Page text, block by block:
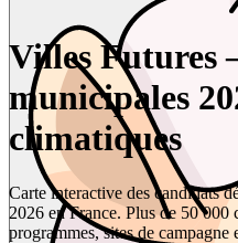
Villes Futures
municipales
climatiques
Carte interactive des candidats
2026 en France. Plus de 50 000
programmes, sites de campagne